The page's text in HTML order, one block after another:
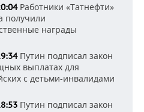
Работники «Татнефти»
получили
награды
Путин подписал закон
выплатах для
с детьми-инвалидами
Путин подписал закон